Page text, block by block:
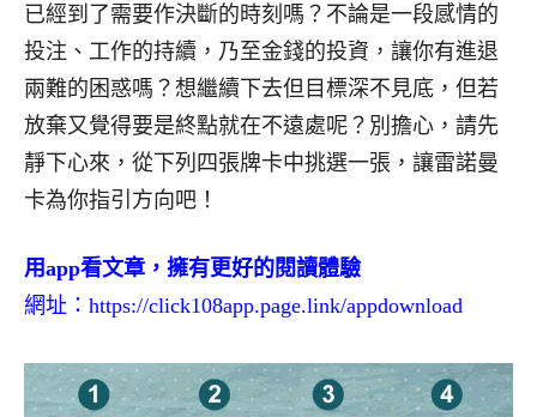
已經到了需要作決斷的時刻嗎？不論是一段感情的
投注、工作的持續，乃至金錢的投資，讓你有進退
兩難的困惑嗎？想繼續下去但目標深不見底，但若
放棄又覺得要是終點就在不遠處呢？別擔心，請先
靜下心來，從下列四張牌卡中挑選一張，讓雷諾曼
卡為你指引方向吧！
用app看文章，擁有更好的閱讀體驗
網址： https://click108app.page.link/appdownload